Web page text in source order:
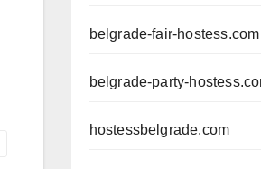
belgrade-fair-hostess.com
belgrade-party-
hostessbelgrade.com